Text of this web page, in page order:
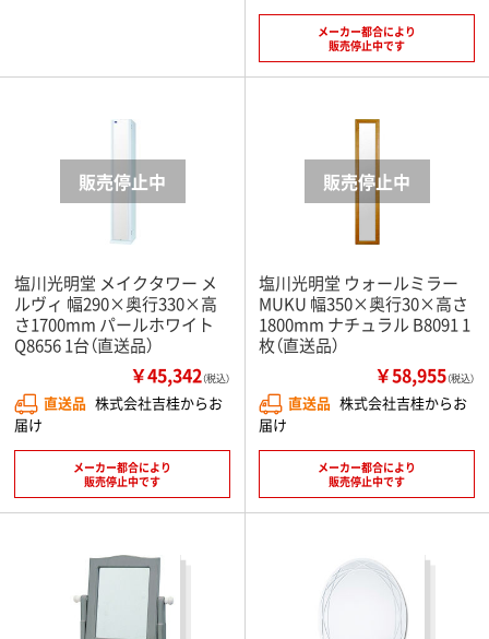
メーカー都合により
販売停止中です
塩川光明堂 メイクタワー メ
ルヴィ 幅290×奥行330×高
さ1700mm パールホワイト
Q8656 1台（直送品）
￥45,342（税込）
直送品 株式会社吉桂からお
届け
メーカー都合により
販売停止中です
塩川光明堂 ウォールミラー
MUKU 幅350×奥行30×高さ
1800mm ナチュラル B8091 1
枚（直送品）
￥58,955（税込）
直送品 株式会社吉桂からお
届け
メーカー都合により
販売停止中です